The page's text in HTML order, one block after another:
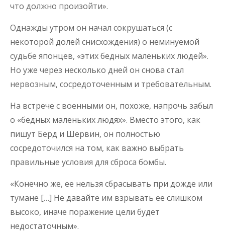
что должно произойти».
Однажды утром он начал сокрушаться (с
некоторой долей снисхождения) о неминуемой
судьбе японцев, «этих бедных маленьких людей».
Но уже через несколько дней он снова стал
нервозным, сосредоточенным и требовательным.
На встрече с военными он, похоже, напрочь забыл
о «бедных маленьких людях». Вместо этого, как
пишут Берд и Шервин, он полностью
сосредоточился на том, как важно выбрать
правильные условия для сброса бомбы.
«Конечно же, ее нельзя сбрасывать при дожде или
тумане […] Не давайте им взрывать ее слишком
высоко, иначе поражение цели будет
недостаточным».